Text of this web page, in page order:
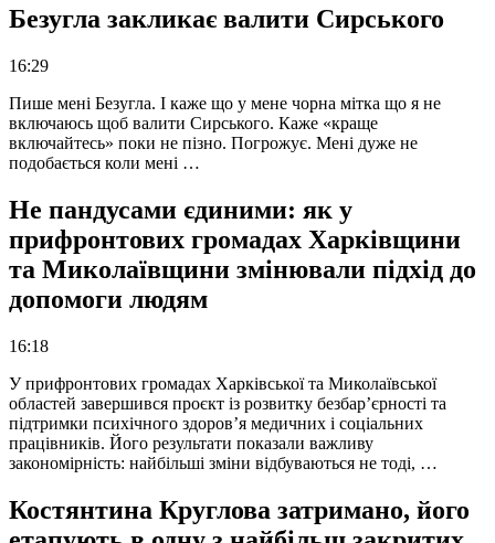
Безугла закликає валити Сирського
16:29
Пише мені Безугла. І каже що у мене чорна мітка що я не
включаюсь щоб валити Сирського. Каже «краще
включайтесь» поки не пізно. Погрожує. Мені дуже не
подобається коли мені …
Не пандусами єдиними: як у
прифронтових громадах Харківщини
та Миколаївщини змінювали підхід до
допомоги людям
16:18
У прифронтових громадах Харківської та Миколаївської
областей завершився проєкт із розвитку безбар’єрності та
підтримки психічного здоров’я медичних і соціальних
працівників. Його результати показали важливу
закономірність: найбільші зміни відбуваються не тоді, …
Костянтина Круглова затримано, його